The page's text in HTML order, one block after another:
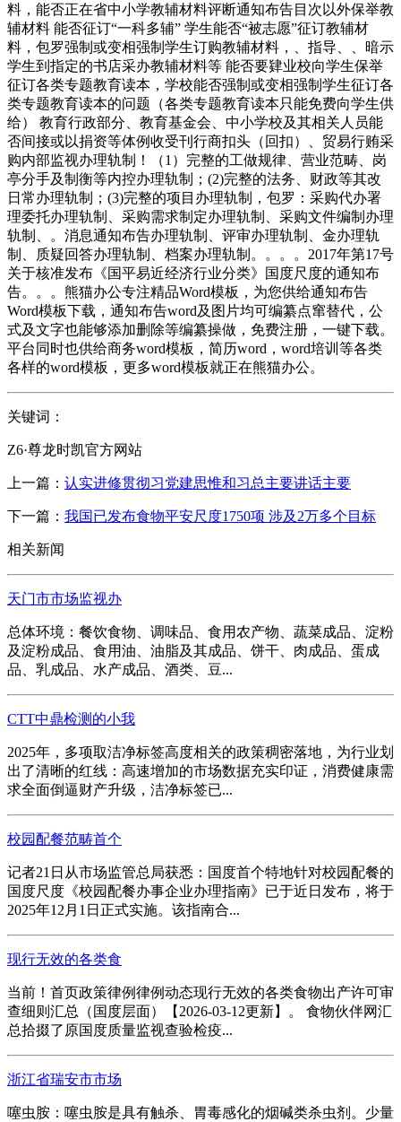
料，能否正在省中小学教辅材料评断通知布告目次以外保举教
辅材料 能否征订“一科多辅” 学生能否“被志愿”征订教辅材
料，包罗强制或变相强制学生订购教辅材料，、指导、、暗示
学生到指定的书店采办教辅材料等 能否要肄业校向学生保举
征订各类专题教育读本，学校能否强制或变相强制学生征订各
类专题教育读本的问题（各类专题教育读本只能免费向学生供
给） 教育行政部分、教育基金会、中小学校及其相关人员能
否间接或以捐资等体例收受刊行商扣头（回扣）、贸易行贿采
购内部监视办理轨制！（1）完整的工做规律、营业范畴、岗
亭分手及制衡等内控办理轨制；(2)完整的法务、财政等其改
日常办理轨制；(3)完整的项目办理轨制，包罗：采购代办署
理委托办理轨制、采购需求制定办理轨制、采购文件编制办理
轨制、。消息通知布告办理轨制、评审办理轨制、金办理轨
制、质疑回答办理轨制、档案办理轨制。。。。2017年第17号
关于核准发布《国平易近经济行业分类》国度尺度的通知布
告。。。熊猫办公专注精品Word模板，为您供给通知布告
Word模板下载，通知布告word及图片均可编纂点窜替代，公
式及文字也能够添加删除等编纂操做，免费注册，一键下载。
平台同时也供给商务word模板，简历word，word培训等各类
各样的word模板，更多word模板就正在熊猫办公。
关键词：
Z6·尊龙时凯官方网站
上一篇： 认实进修贯彻习党建思惟和习总主要讲话主要
下一篇： 我国已发布食物平安尺度1750项 涉及2万多个目标
相关新闻
天门市市场监视办
总体环境：餐饮食物、调味品、食用农产物、蔬菜成品、淀粉
及淀粉成品、食用油、油脂及其成品、饼干、肉成品、蛋成
品、乳成品、水产成品、酒类、豆...
CTT中鼎检测的小我
2025年，多项取洁净标签高度相关的政策稠密落地，为行业划
出了清晰的红线：高速增加的市场数据充实印证，消费健康需
求全面倒逼财产升级，洁净标签已...
校园配餐范畴首个
记者21日从市场监管总局获悉：国度首个特地针对校园配餐的
国度尺度《校园配餐办事企业办理指南》已于近日发布，将于
2025年12月1日正式实施。该指南合...
现行无效的各类食
当前！首页政策律例律例动态现行无效的各类食物出产许可审
查细则汇总（国度层面）【2026-03-12更新】。 食物伙伴网汇
总拾掇了原国度质量监视查验检疫...
浙江省瑞安市市场
噻虫胺：噻虫胺是具有触杀、胃毒感化的烟碱类杀虫剂。少量